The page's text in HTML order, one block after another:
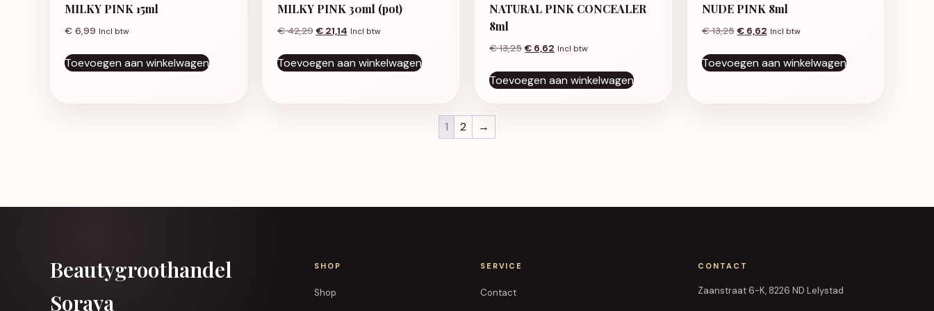
MILKY PINK 15ml
€ 6,99 Incl btw
Toevoegen aan winkelwagen
MILKY PINK 30ml (pot)
€42,29 Oorspronkelijke prijs was: € 42,29.
€21,14Huidige prijs is: € 21,14.
Incl btw
Toevoegen aan winkelwagen
NATURAL PINK CONCEALER
8ml
€13,25 Oorspronkelijke prijs was: € 13,25.
€ 6,62 Huidige prijs is: € 6,62.
Incl btw
Toevoegen aan winkelwagen
NUDE PINK 8ml
€13,25 Oorspronkelijke prijs was: € 13,25.
€6,62Huidige prijs is: € 6,62.
Incl btw
Toevoegen aan winkelwagen
1 2 →
Beautygroothandel
Soraya
SHOP
Shop
SERVICE
Contact
CONTACT
Zaanstraat 6-K, 8226 ND Lelystad